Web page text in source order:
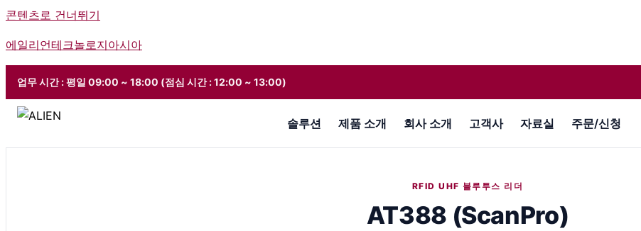
콘텐츠로 건너뛰기
에일리언테크놀로지아시아
업무 시간 : 평일 09:00 ~ 18:00 (점심 시간 : 12:00 ~ 13:00)
솔루션 제품 소개 회사 소개 고객사 자료실 주문/신청
RFID UHF 블루투스 리더
AT388 (ScanPro)